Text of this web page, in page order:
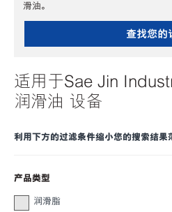
滑油。
查找您的
适用于Sae Jin
润滑油 设备
利用下方的过滤条件缩小您的搜索结果
产品类型
润滑脂